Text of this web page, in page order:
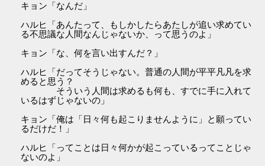
キョン「なんだ」
ハルヒ「あんたって、もしかしたらあたしが追い求めてい
る不思議な人間なんじゃないか、って思うのよ」
キョン「な、何を言い出すんだ？」
ハルヒ「だってそうじゃない。普通の人間が平平凡凡を求
めると思う？
そういう人間は求めるも何も、すでに手に入れて
いるはずじゃないの」
キョン「俺は「日々何も起こりませんように」と願ってい
るだけだ！」
ハルヒ「ってことは日々何かが起こっているってことじゃ
ないのよ」